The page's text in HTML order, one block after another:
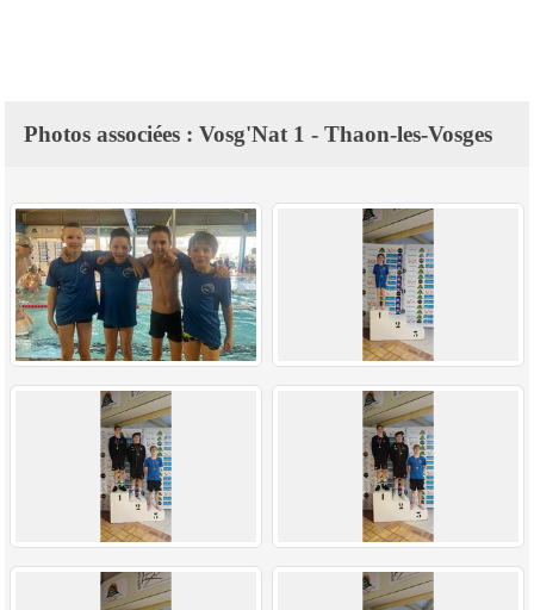
Photos associées : Vosg'Nat 1 - Thaon-les-Vosges